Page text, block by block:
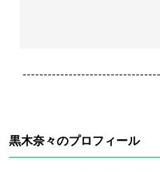
黒木奈々のプロフィール